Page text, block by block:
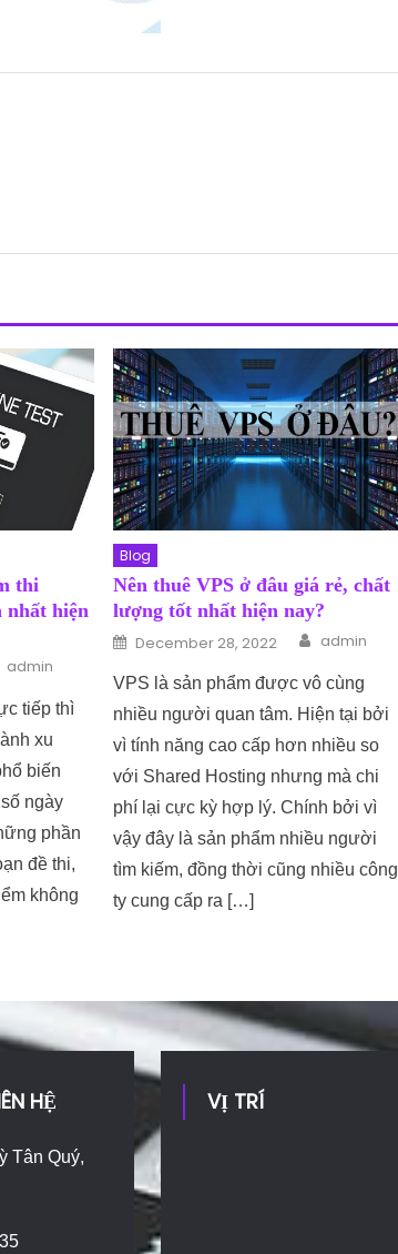
thi
nhất hiện
Author
admin
tiếp thì
xu
biến
ngày
phần
đề thi,
không
Blog
Nên thuê VPS ở đâu giá rẻ, chất
lượng tốt nhất hiện nay?
Posted on
December 28, 2022 Author
admin
VPS là sản phẩm được vô cùng
nhiều người quan tâm. Hiện tại bởi
vì tính năng cao cấp hơn nhiều so
với Shared Hosting nhưng mà chi
phí lại cực kỳ hợp lý. Chính bởi vì
vậy đây là sản phẩm nhiều người
tìm kiếm, đồng thời cũng nhiều công
ty cung cấp ra […]
HỆ
Tân Quý,
VỊ TRÍ